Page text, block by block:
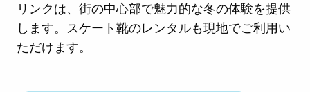
リンクは、街の中心部で魅力的な冬の体験を提供
します。スケート靴のレンタルも現地でご利用い
ただけます。